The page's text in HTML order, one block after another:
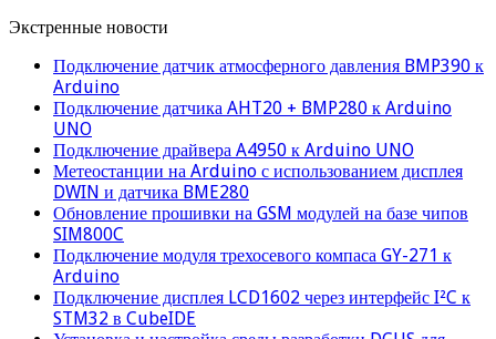
Экстренные новости
Подключение датчик атмосферного давления BMP390 к
Arduino
Подключение датчика AHT20 + BMP280 к Arduino
UNO
Подключение драйвера A4950 к Arduino UNO
Метеостанции на Arduino с использованием дисплея
DWIN и датчика BME280
Обновление прошивки на GSM модулей на базе чипов
SIM800C
Подключение модуля трехосевого компаса GY-271 к
Arduino
Подключение дисплея LCD1602 через интерфейс I²C к
STM32 в CubeIDE